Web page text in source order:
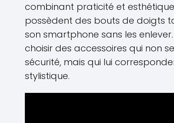
combinant praticité et
possèdent des bouts de doigts
son smartphone sans les
choisir des accessoires qui non
sécurité, mais qui lui
stylistique.